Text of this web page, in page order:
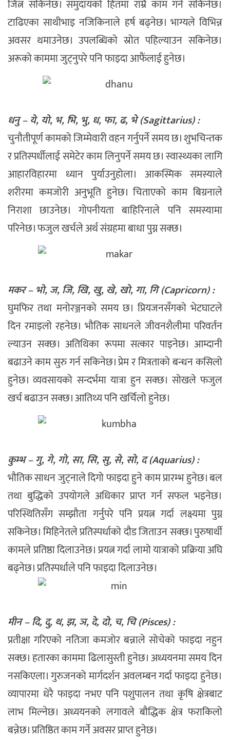
जित्न सकिनेछ। समुदायको हितमा राम्रै काम गर्न सकिनेछ।
टाढिएका साथीभाइ नजिकिनाले हर्ष बढ्नेछ। भाग्यले विभिन्न
अवसर थमाउनेछ। उपलब्धिको स्रोत पहिल्याउन सकिनेछ।
अरूको काममा जुट्नुपरे पनि फाइदा आफैंलाई हुनेछ।
धनु – ये, यो, भ, भि, भु, ध, फा, ढ, भे (Sagittarius) :
चुनौतीपूर्ण कामको जिम्मेवारी वहन गर्नुपर्ने समय छ। शुभचिन्तक
र प्रतिस्पर्धीलाई समेटेर काम लिनुपर्ने समय छ। स्वास्थ्यका लागि
आहारविहारमा ध्यान पुर्याउनुहोला। आकस्मिक समस्याले
शरीरमा कमजोरी अनुभूति हुनेछ। चिताएको काम बिग्रनाले
निराशा छाउनेछ। गोपनीयता बाहिरिनाले पनि समस्यामा
परिनेछ। फजुल खर्चले अर्थ संग्रहमा बाधा पुग्न सक्छ।
मकर – भो, ज, जि, खि, खु, खे, खो, गा, गि (Capricorn) :
घुमफिर तथा मनोरञ्जनको समय छ। प्रियजनसँगको भेटघाटले
दिन रमाइलो रहनेछ। भौतिक साधनले जीवनशैलीमा परिवर्तन
ल्याउन सक्छ। अतिथिका रूपमा सत्कार पाइनेछ। आम्दानी
बढाउने काम सुरु गर्न सकिनेछ। प्रेम र मित्रताको बन्धन कसिलो
हुनेछ। व्यवसायको सन्दर्भमा यात्रा हुन सक्छ। सोखले फजुल
खर्च बढाउन सक्छ। आतिथ्य पनि खर्चिलो हुनेछ।
कुम्भ – गु, गे, गो, सा, सि, सु, से, सो, द (Aquarius) :
भौतिक साधन जुट्नाले दिगो फाइदा हुने काम प्रारम्भ हुनेछ। बल
तथा बुद्धिको उपयोगले अधिकार प्राप्त गर्न सफल भइनेछ।
परिस्थितिसँग सम्झौता गर्नुपरे पनि प्रयत्न गर्दा लक्ष्यमा पुग्न
सकिनेछ। मिहिनेतले प्रतिस्पर्धाको दौड जिताउन सक्छ। पुरुषार्थी
कामले प्रतिष्ठा दिलाउनेछ। प्रयत्न गर्दा लामो यात्राको प्रक्रिया अघि
बढ्नेछ। प्रतिस्पर्धाले पनि फाइदा दिलाउनेछ।
मीन – दि, दु, थ, झ, ञ, दे, दो, च, चि (Pisces) :
प्रतीक्षा गरिएको नतिजा कमजोर बन्नाले सोचेको फाइदा नहुन
सक्छ। हतारका काममा ढिलासुस्ती हुनेछ। अध्ययनमा समय दिन
नसकिएला। गुरुजनको मार्गदर्शन अवलम्बन गर्दा फाइदा हुनेछ।
व्यापारमा धेरै फाइदा नभए पनि पशुपालन तथा कृषि क्षेत्रबाट
लाभ मिल्नेछ। अध्ययनको लगावले बौद्धिक क्षेत्र फराकिलो
बन्नेछ। प्रतिष्ठित काम गर्ने अवसर प्राप्त हुनेछ।